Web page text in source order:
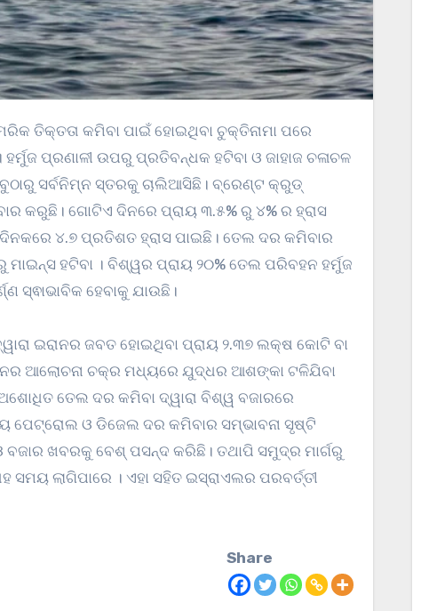
ତିକ୍ତତା କମିବା ପାଇଁ ହୋଇଥିବା ଚୁକ୍ତିନାମା ପରେ
ପ୍ରଣାଳୀ ଉପରୁ ପ୍ରତିବନ୍ଧକ ହଟିବା ଓ ଜାହାଜ ଚଳାଚଳ
ସର୍ବନିମ୍ନ ସ୍ତରକୁ ଚାଲିଆସିଛି। ବ୍ରେଣ୍ଟ କ୍ରୁଡ୍
କରୁଛି। ଗୋଟିଏ ଦିନରେ ପ୍ରାୟ ୩.୫% ରୁ ୪% ର ହ୍ରାସ
୪.୭ ପ୍ରତିଶତ ହ୍ରାସ ପାଇଛି। ତେଲ ଦର କମିବାର
ହଟିବା । ବିଶ୍ୱର ପ୍ରାୟ ୨୦% ତେଲ ପରିବହନ ହର୍ମୁଜ
ସ୍ଵାଭାବିକ ହେବାକୁ ଯାଉଛି।
ଇରାନର ଜବତ ହୋଇଥିବା ପ୍ରାୟ ୨.୩୭ ଲକ୍ଷ କୋଟି ବା
ଆଲୋଚନା ଚକ୍ର ମଧ୍ୟରେ ଯୁଦ୍ଧର ଆଶଙ୍କା ଟଳିଯିବା
ତେଲ ଦର କମିବା ଦ୍ୱାରା ବିଶ୍ୱ ବଜାରରେ
ପେଟ୍ରୋଲ ଓ ଡିଜେଲ ଦର କମିବାର ସମ୍ଭାବନା ସୃଷ୍ଟି
ଖବରକୁ ବେଶ୍ ପସନ୍ଦ କରିଛି। ତଥାପି ସମୁଦ୍ର ମାର୍ଗରୁ
ଲାଗିପାରେ । ଏହା ସହିତ ଇସ୍ରାଏଲର ପରବର୍ତ୍ତୀ
Share